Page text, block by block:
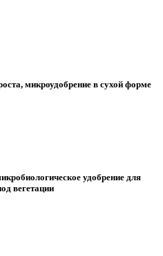
микроудобрение в сухой форме
удобрение для
вегетации